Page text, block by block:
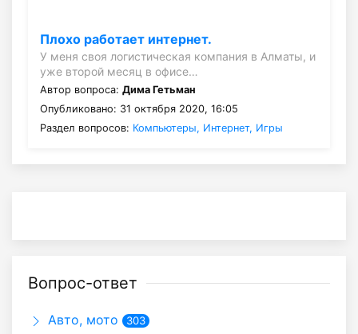
Плохо работает интернет.
У меня своя логистическая компания в Алматы, и
уже второй месяц в офисе…
Автор вопроса: Дима Гетьман
Опубликовано: 31 октября 2020, 16:05
Раздел вопросов: Компьютеры, Интернет, Игры
Вопрос-ответ
Авто, мото 303